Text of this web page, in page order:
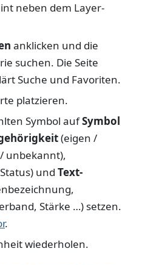
neben dem Layer-
anklicken und die
suchen. Die Seite
Suche und Favoriten.
platzieren.
Symbol aufSymbol
(eigen /
unbekannt),
und Text-
Stärke …) setzen.
.
wiederholen.